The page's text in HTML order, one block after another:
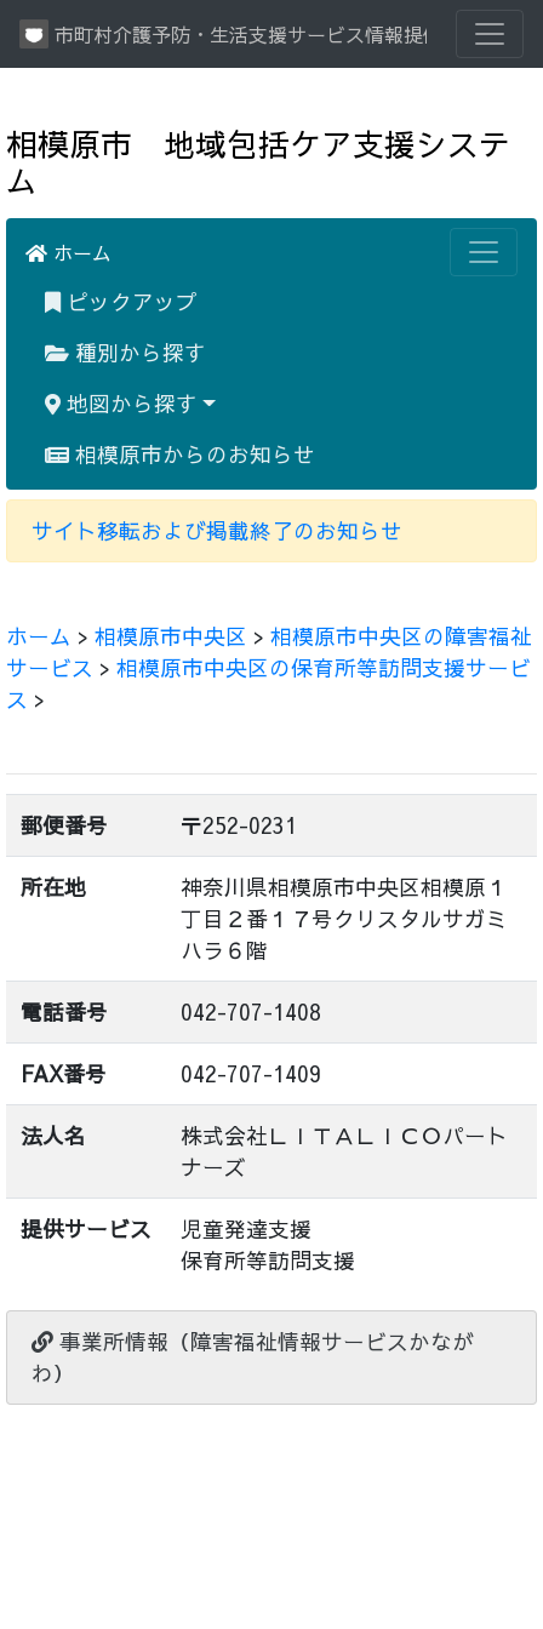
市町村介護予防・生活支援サービス情報提供システム
相模原市 地域包括ケア支援システ
ム
ホーム
ピックアップ
種別から探す
地図から探す
相模原市からのお知らせ
サイト移転および掲載終了のお知らせ
ホーム > 相模原市中央区 > 相模原市中央区の障害福祉
サービス > 相模原市中央区の保育所等訪問支援サービ
ス >
郵便番号 〒252-0231
所在地
神奈川県相模原市中央区相模原１
丁目２番１７号クリスタルサガミ
ハラ６階
電話番号 042-707-1408
FAX番号 042-707-1409
法人名
株式会社ＬＩＴＡＬＩＣＯパート
ナーズ
提供サービス
児童発達支援
保育所等訪問支援
事業所情報（障害福祉情報サービスかなが
わ）